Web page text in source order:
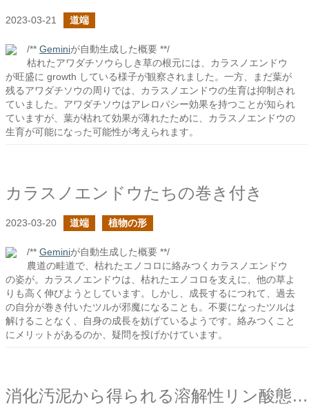
2023-03-21 道端
/** Geminiが自動生成した概要 **/
枯れたアワダチソウらしき草の根元には、カラスノエンドウ
が旺盛に growth している様子が観察されました。一方、まだ葉が
残るアワダチソウの周りでは、カラスノエンドウの生育は抑制され
ていました。アワダチソウはアレロパシー効果を持つことが知られ
ていますが、葉が枯れて効果が薄れたために、カラスノエンドウの
生育が可能になった可能性が考えられます。
カラスノエンドウたちの巻き付き
2023-03-20 道端 植物の形
/** Geminiが自動生成した概要 **/
農道の畦道で、枯れたエノコロに絡みつくカラスノエンドウ
の姿が。カラスノエンドウは、枯れたエノコロを支えに、他の草よ
りも高く伸びようとしています。しかし、成長するにつれて、過去
の自分が巻き付いたツルが邪魔になることも。不要になったツルは
解けることなく、自身の成長を妨げているようです。絡みつくこと
にメリットがあるのか、疑問を投げかけています。
消化汚泥から得られる溶解性リン酸態リン